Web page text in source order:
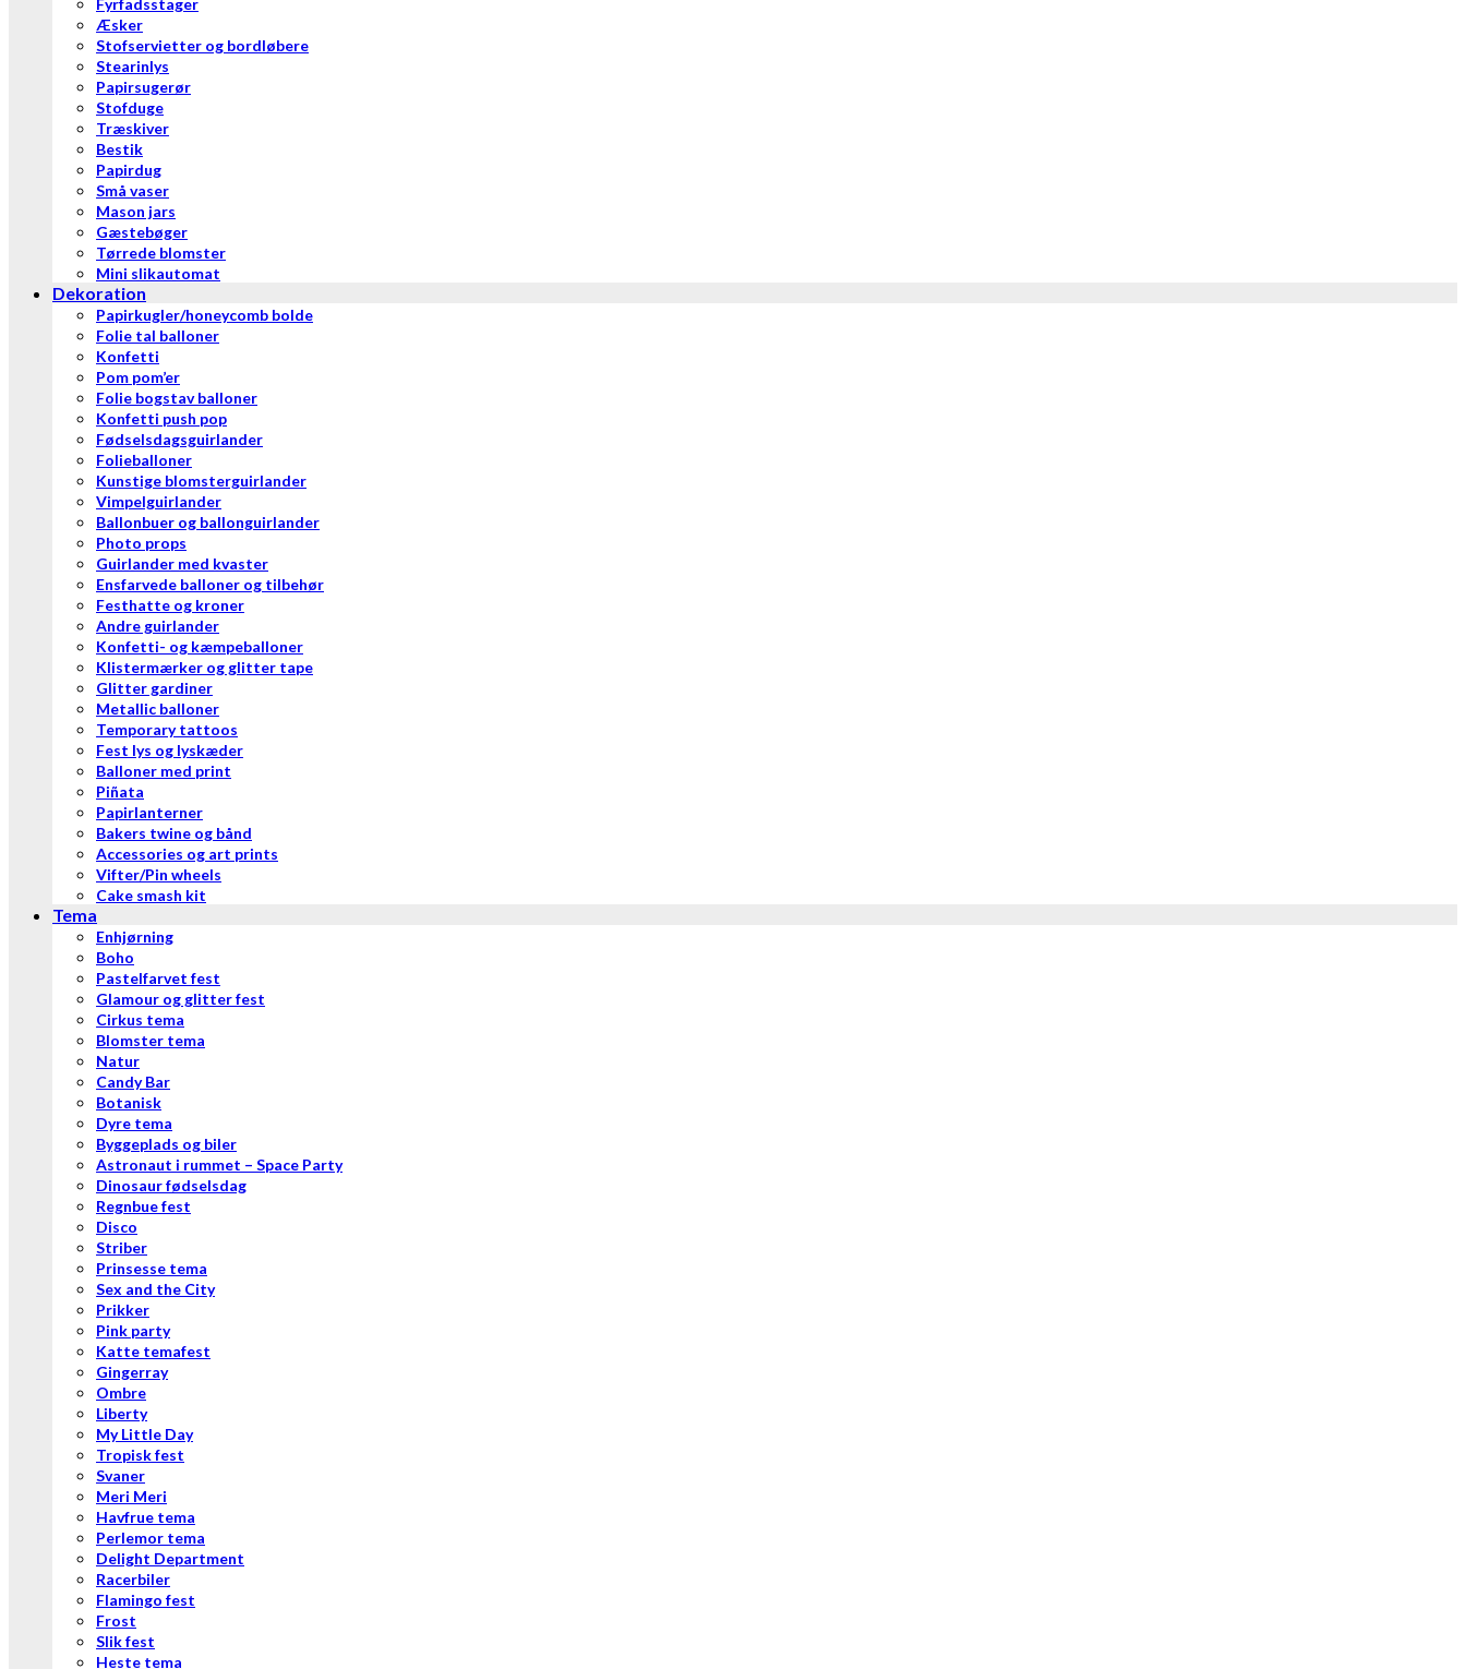
Fyrfadsstager
Æsker
Stofservietter og bordløbere
Stearinlys
Papirsugerør
Stofduge
Træskiver
Bestik
Papirdug
Små vaser
Mason jars
Gæstebøger
Tørrede blomster
Mini slikautomat
Dekoration
Papirkugler/honeycomb bolde
Folie tal balloner
Konfetti
Pom pom’er
Folie bogstav balloner
Konfetti push pop
Fødselsdagsguirlander
Folieballoner
Kunstige blomsterguirlander
Vimpelguirlander
Ballonbuer og ballonguirlander
Photo props
Guirlander med kvaster
Ensfarvede balloner og tilbehør
Festhatte og kroner
Andre guirlander
Konfetti- og kæmpeballoner
Klistermærker og glitter tape
Glitter gardiner
Metallic balloner
Temporary tattoos
Fest lys og lyskæder
Balloner med print
Piñata
Papirlanterner
Bakers twine og bånd
Accessories og art prints
Vifter/Pin wheels
Cake smash kit
Tema
Enhjørning
Boho
Pastelfarvet fest
Glamour og glitter fest
Cirkus tema
Blomster tema
Natur
Candy Bar
Botanisk
Dyre tema
Byggeplads og biler
Astronaut i rummet – Space Party
Dinosaur fødselsdag
Regnbue fest
Disco
Striber
Prinsesse tema
Sex and the City
Prikker
Pink party
Katte temafest
Gingerray
Ombre
Liberty
My Little Day
Tropisk fest
Svaner
Meri Meri
Havfrue tema
Perlemor tema
Delight Department
Racerbiler
Flamingo fest
Frost
Slik fest
Heste tema